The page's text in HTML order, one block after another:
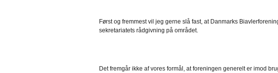
Først og fremmest vil jeg gerne slå fast, at Danmarks
sekretariatets rådgivning på området.
Det fremgår ikke af vores formål, at foreningen generelt er imod